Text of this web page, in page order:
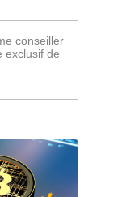
conseiller
exclusif de